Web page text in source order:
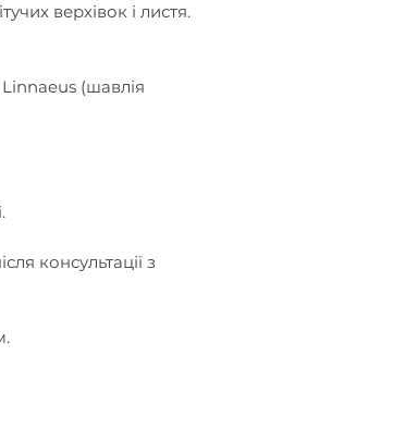
верхівок і листя.
Linnaeus (шавлія
консультації з